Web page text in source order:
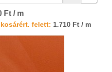
Ft / m
felett: 1.710 Ft / m